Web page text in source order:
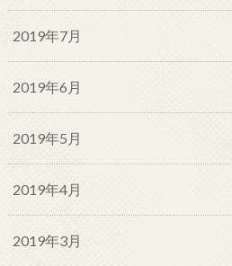
2019年7月
2019年6月
2019年5月
2019年4月
2019年3月